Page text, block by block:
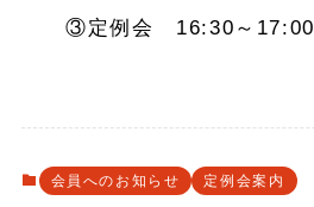
③定例会 16:30～17:00
会員へのお知らせ 定例会案内